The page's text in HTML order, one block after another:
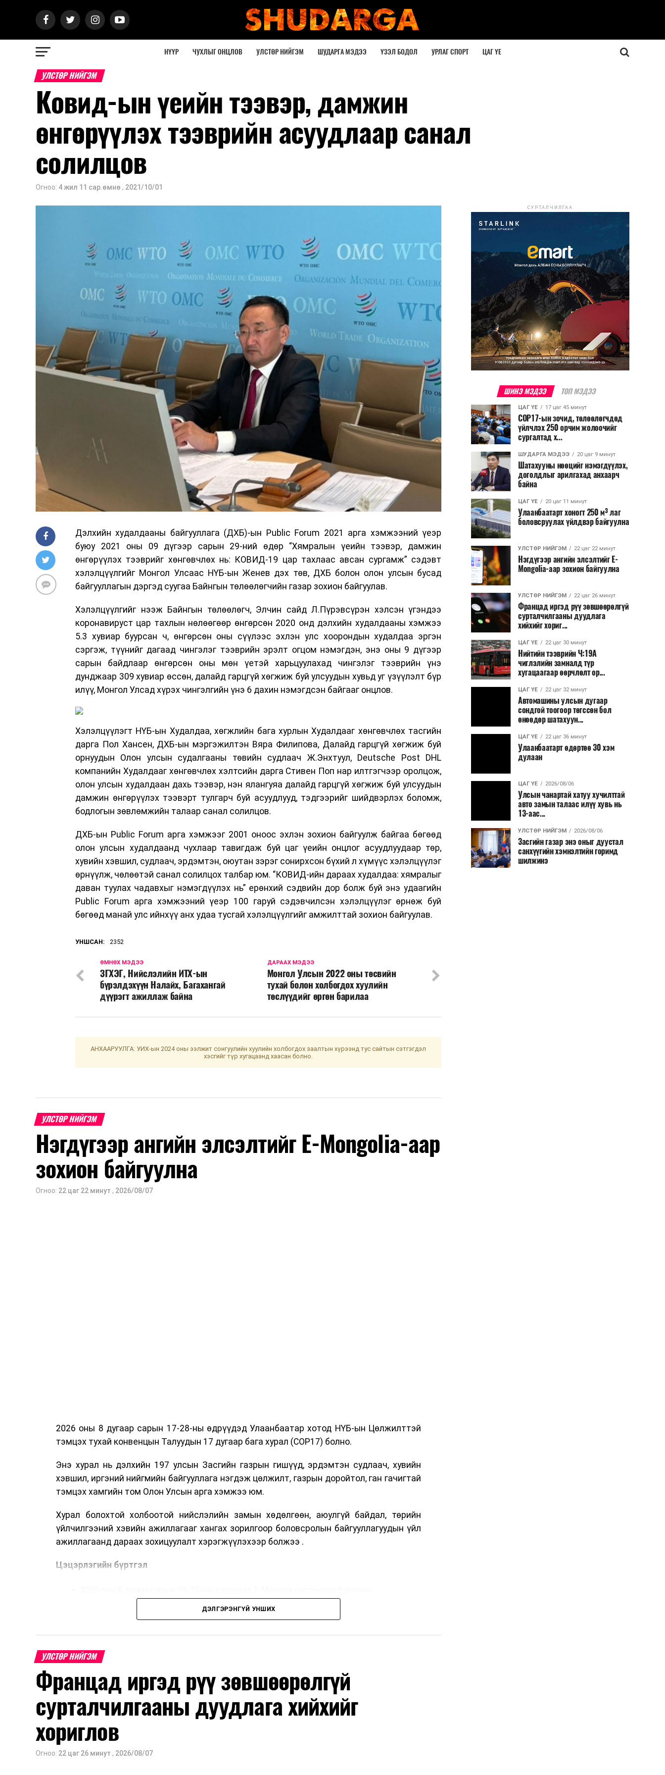
НҮҮР ЧУХЛЫГ ОНЦЛОВ УЛСТӨР НИЙГЭМ ШУДАРГА МЭДЭЭ ҮЗЭЛ БОДОЛ УРЛАГ СПОРТ ЦАГ ҮЕ
УЛСТӨР НИЙГЭМ
Ковид-ын үеийн тээвэр, дамжин
өнгөрүүлэх тээврийн асуудлаар санал
солилцов
Огноо: 4 жил 11 сар.өмнө , 2021/10/01
Дэлхийн худалдааны байгууллага (ДХБ)-ын Public Forum 2021 арга хэмжээний үеэр
буюу 2021 оны 09 дүгээр сарын 29-ний өдөр “Хямралын үеийн тээвэр, дамжин
өнгөрүүлэх тээврийг хөнгөвчлөх нь: КОВИД-19 цар тахлаас авсан сургамж” сэдэвт
хэлэлцүүлгийг Монгол Улсаас НҮБ-ын Женев дэх төв, ДХБ болон олон улсын бусад
байгууллагын дэргэд суугаа Байнгын төлөөлөгчийн газар зохион байгуулав.
Хэлэлцүүлгийг нээж Байнгын төлөөлөгч, Элчин сайд Л.Пүрэвсүрэн хэлсэн үгэндээ
коронавируст цар тахлын нөлөөгөөр өнгөрсөн 2020 онд дэлхийн худалдааны хэмжээ
5.3 хувиар буурсан ч, өнгөрсөн оны сүүлээс эхлэн улс хоорондын худалдаа эргэн
сэргэж, түүнийг дагаад чингэлэг тээврийн эрэлт огцом нэмэгдэн, энэ оны 9 дүгээр
сарын байдлаар өнгөрсөн оны мөн үетэй харьцуулахад чингэлэг тээврийн үнэ
дунджаар 309 хувиар өссөн, далайд гарцгүй хөгжиж буй улсуудын хувьд уг үзүүлэлт бүр
илүү, Монгол Улсад хүрэх чингэлгийн үнэ 6 дахин нэмэгдсэн байгааг онцлов.
Хэлэлцүүлэгт НҮБ-ын Худалдаа, хөгжлийн бага хурлын Худалдааг хөнгөвчлөх тасгийн
дарга Пол Хансен, ДХБ-ын мэргэжилтэн Вяра Филипова, Далайд гарцгүй хөгжиж буй
орнуудын Олон улсын судалгааны төвийн судлаач Ж.Энхтуул, Deutsche Post DHL
компанийн Худалдааг хөнгөвчлөх хэлтсийн дарга Стивен Поп нар илтгэгчээр оролцож,
олон улсын худалдаан дахь тээвэр, нэн ялангуяа далайд гарцгүй хөгжиж буй улсуудын
дамжин өнгөрүүлэх тээвэрт тулгарч буй асуудлууд, тэдгээрийг шийдвэрлэх боломж,
бодлогын зөвлөмжийн талаар санал солилцов.
ДХБ-ын Public Forum арга хэмжээг 2001 оноос эхлэн зохион байгуулж байгаа бөгөөд
олон улсын худалдаанд чухлаар тавигдаж буй цаг үеийн онцлог асуудлуудаар төр,
хувийн хэвшил, судлаач, эрдэмтэн, оюутан зэрэг сонирхсон бүхий л хүмүүс хэлэлцүүлэг
өрнүүлж, чөлөөтэй санал солилцох талбар юм. “КОВИД-ийн дараах худалдаа: хямралыг
даван туулах чадавхыг нэмэгдүүлэх нь” ерөнхий сэдвийн дор болж буй энэ удаагийн
Public Forum арга хэмжээний үеэр 100 гаруй сэдэвчилсэн хэлэлцүүлэг өрнөж буй
бөгөөд манай улс ийнхүү анх удаа тусгай хэлэлцүүлгийг амжилттай зохион байгуулав.
УНШСАН: 2352
ДАРААХ МЭДЭЭ
Монгол Улсын 2022 оны төсвийн
тухай болон холбогдох хуулийн
төслүүдийг өргөн барилаа
ӨМНӨХ МЭДЭЭ
ЗГХЭГ, Нийслэлийн ИТХ-ын
бүрэлдэхүүн Налайх, Багахангай
дүүрэгт ажиллаж байна
АНХААРУУЛГА: УИХ-ын 2024 оны ээлжит сонгуулийн хуулийн холбогдох заалтын хүрээнд тус сайтын сэтгэгдэл
хэсгийг түр хугацаанд хаасан болно.
УЛСТӨР НИЙГЭМ
Нэгдүгээр ангийн элсэлтийг E-Mongolia-аар
зохион байгуулна
Огноо: 22 цаг 22 минут , 2026/08/07
2026 оны 8 дугаар сарын 17-28-ны өдрүүдэд Улаанбаатар хотод НҮБ-ын Цөлжилттэй
тэмцэх тухай конвенцын Талуудын 17 дугаар бага хурал (COP17) болно.
Энэ хурал нь дэлхийн 197 улсын Засгийн газрын гишүүд, эрдэмтэн судлаач, хувийн
хэвшил, иргэний нийгмийн байгууллага нэгдэж цөлжилт, газрын доройтол, ган гачигтай
тэмцэх хамгийн том Олон Улсын арга хэмжээ юм.
Хурал болохтой холбоотой нийслэлийн замын хөдөлгөөн, аюулгүй байдал, төрийн
үйлчилгээний хэвийн ажиллагааг хангах зорилгоор боловсролын байгууллагуудын үйл
ажиллагаанд дараах зохицуулалт хэрэгжүүлэхээр болжээ .
Цэцэрлэгийн бүртгэл
2026 оны 8 дугаар сарын 17–28-ны өдрүүдэд E-Mongolia системээр бүртгэнэ.
Энэ хугацаанд хүүхэд бүртгэх дэмжлэгийн баг сургуулиуд дээр ажиллахгүй.
2026 оны 9 дүгээр сарын 1-нээс цахимаар эхэлнэ.
2026 оны 9 дүгээр сарын 14-нөөс танхимаар үргэлжилнэ.
Оюутны дотуур байр
2026 оны 9 дүгээр сарын 13-наас оюутнуудыг дотуур байранд оруулж эхэлнэ.
ДЭЛГЭРЭНГҮЙ УНШИХ
УЛСТӨР НИЙГЭМ
Францад иргэд рүү зөвшөөрөлгүй
сурталчилгааны дуудлага хийхийг
хориглов
Огноо: 22 цаг 26 минут , 2026/08/07
СУРТАЛЧИЛГАА
ШИНЭ МЭДЭЭ ТОП МЭДЭЭ
ЦАГ ҮЕ 17 цаг 45 минут
COP17-ын зочид, төлөөлөгчдөд
үйлчлэх 250 орчим жолоочийг
сургалтад х...
ШУДАРГА МЭДЭЭ 20 цаг 9 минут
Шатахууны нөөцийг нэмэгдүүлэх,
доголдлыг арилгахад анхаарч
байна
ЦАГ ҮЕ 20 цаг 11 минут
Улаанбаатарт хоногт 250 м³ лаг
боловсруулах үйлдвэр байгуулна
УЛСТӨР НИЙГЭМ 22 цаг 22 минут
Нэгдүгээр ангийн элсэлтийг E-
Mongolia-аар зохион байгуулна
УЛСТӨР НИЙГЭМ 22 цаг 26 минут
Францад иргэд рүү зөвшөөрөлгүй
сурталчилгааны дуудлага
хийхийг хориг...
ЦАГ ҮЕ 22 цаг 30 минут
Нийтийн тээврийн Ч:19А
чиглэлийн замналд түр
хугацаагаар өөрчлөлт ор...
ЦАГ ҮЕ 22 цаг 32 минут
Автомашины улсын дугаар
сондгой тоогоор төгссөн бол
өнөөдөр шатахуун...
ЦАГ ҮЕ 22 цаг 36 минут
Улаанбаатарт өдөртөө 30 хэм
дулаан
ЦАГ ҮЕ 2026/08/06
Улсын чанартай хатуу хучилттай
авто замын талаас илүү хувь нь
13-аас...
УЛСТӨР НИЙГЭМ 2026/08/06
Засгийн газар энэ оныг дуустал
санхүүгийн хэмнэлтийн горимд
шилжинэ